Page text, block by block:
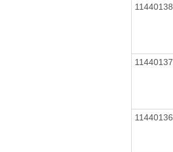
11440138
11440137
11440136